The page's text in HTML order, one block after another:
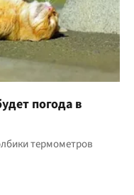
погода в
термометров